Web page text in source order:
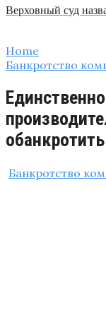
Верховный суд
Home
Банкротство
обанкротить
Банкротство